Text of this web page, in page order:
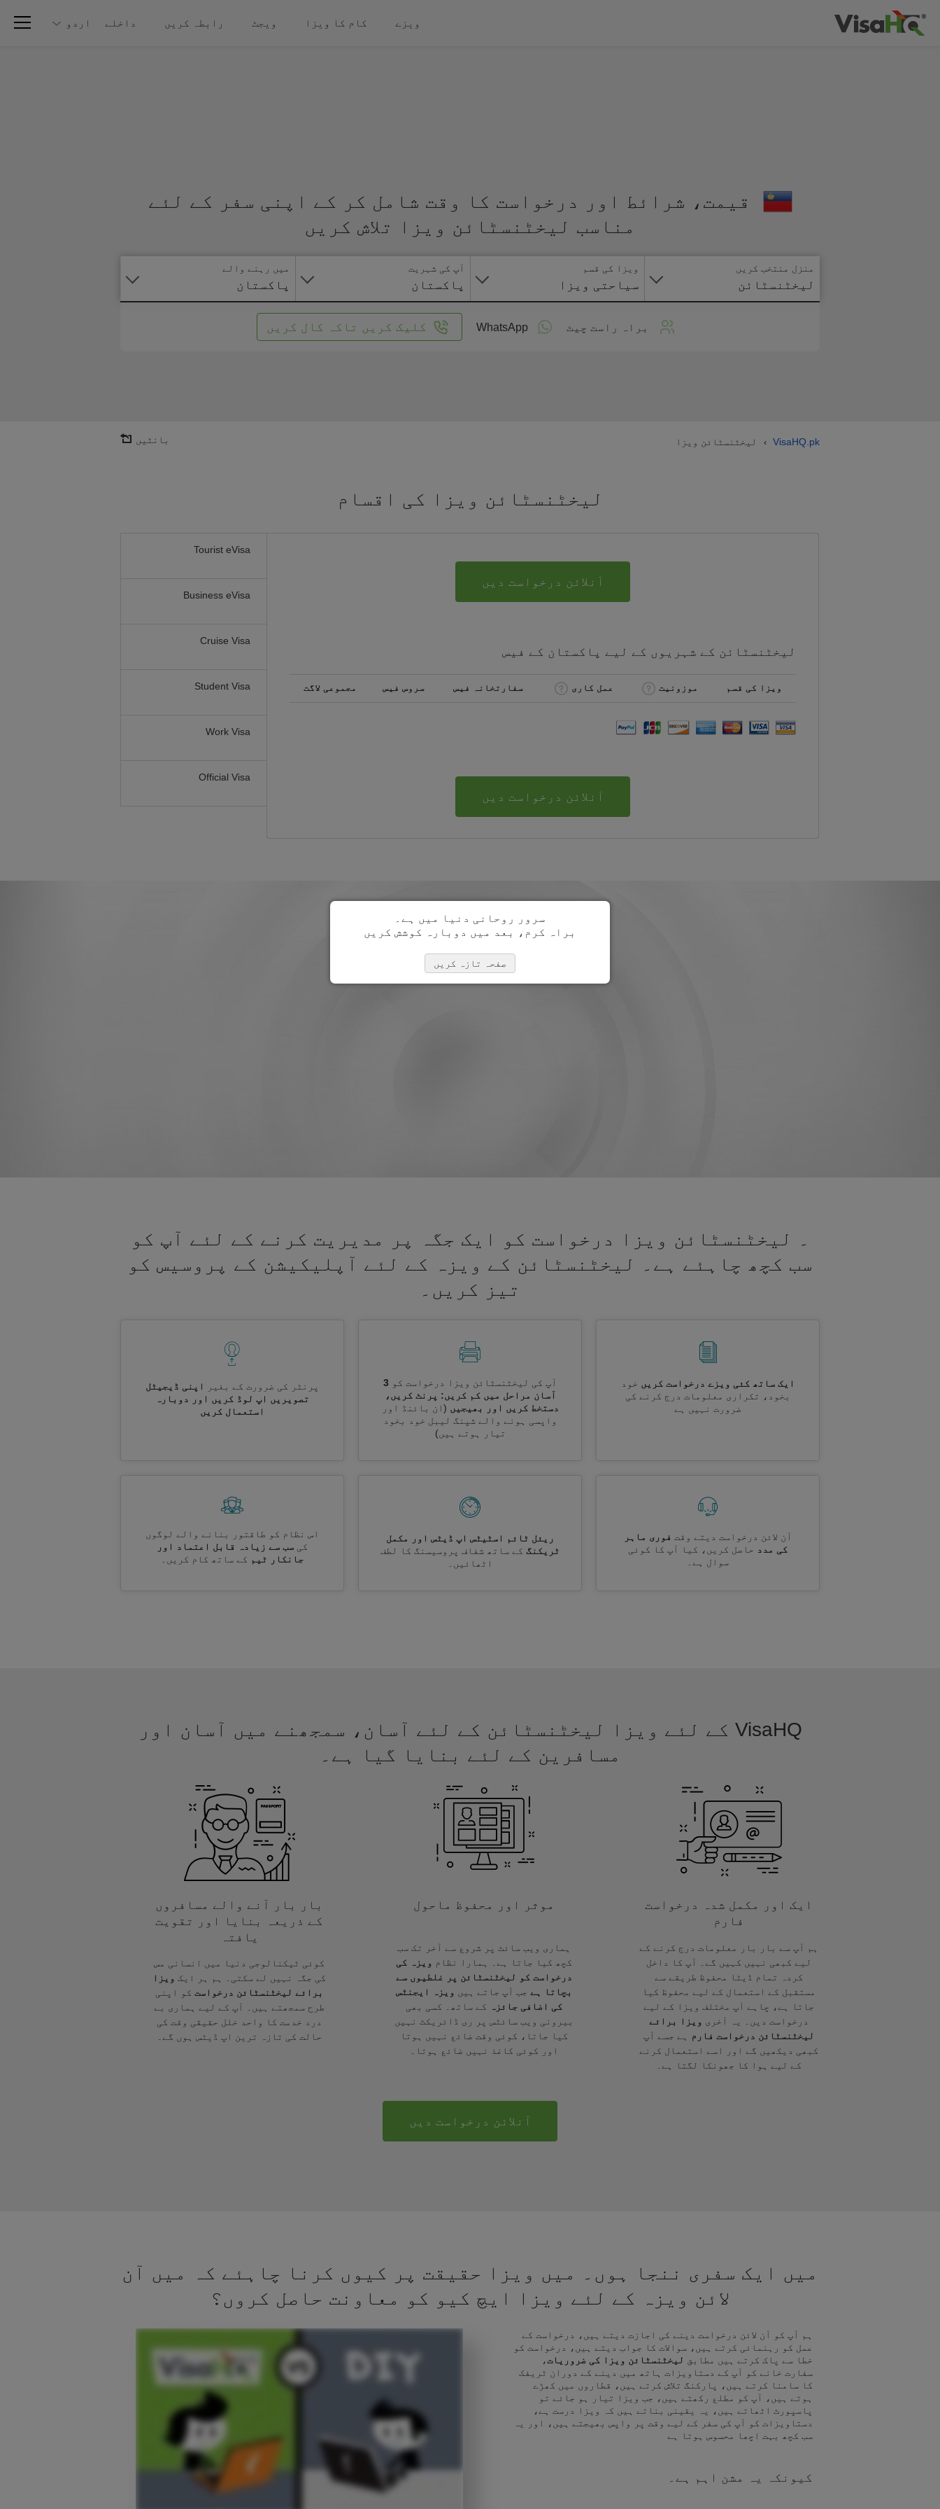
ویزے کام کا ویزا ویجٹ رابطہ کریں داخلے اردو
قیمت، شرائط اور درخواست کا وقت شامل کر کے اپنی سفر کے لئے
مناسب لیخٹنسٹائن ویزا تلاش کریں
منزل منتخب کریں
لیخٹنسٹائن
ویزا کی قسم
سیاحتی ویزا
آپ کی شہریت
پاکستان
میں رہنے والے
پاکستان
براہ راست چیٹ WhatsApp کلیک کریں تاکہ کال کریں
VisaHQ.pk
› لیخٹنسٹائن ویزا بانٹیں
لیخٹنسٹائن ویزا کی اقسام
Tourist eVisa
Business eVisa
Cruise Visa
Student Visa
Work Visa
Official Visa
آنلائن درخواست دیں
لیخٹنسٹائن کے شہریوں کے لیے پاکستان کے فیس
ویزا کی قسم موزونیت عمل کاری سفارتخانہ فیس سروس فیس مجموعی لاگت
آنلائن درخواست دیں
۔ لیخٹنسٹائن ویزا درخواست کو ایک جگہ پر مدیریت کرنے کے لئے آپ کو
سب کچھ چاہئے ہے۔ لیخٹنسٹائن کے ویزہ کے لئے آپلیکیشن کے پروسیس کو
تیز کریں۔
ایک ساتھ کئی ویزے درخواست کریں خود
بخود، تکراری معلومات درج کرنے کی
ضرورت نہیں ہے
آپ کی لیخٹنسٹائن ویزا درخواست کو 3
آسان مراحل میں کم کریں: پرنٹ کریں،
دستخط کریں اور بھیجیں (ان بائنڈ اور
واپسی ہونے والے شپنگ لیبل خود بخود
تیار ہوتے ہیں)
پرنٹر کی ضرورت کے بغیر
اپنی ڈیجیٹل
تصویریں اپ لوڈ کریں اور دوبارہ
استعمال کریں
آن لائن درخواست دیتے وقت فوری ماہر
کی مدد حاصل کریں، کیا آپ کا کوئی
سوال ہے۔
ریئل ٹائم اسٹیٹس اپ ڈیٹس اور مکمل
ٹریکنگ کے ساتھ شفاف پروسیسنگ کا لطف
اٹھائیں۔
اس نظام کو طاقتور بنانے والے لوگوں
کی سب سے زیادہ قابل اعتماد اور
جانکار ٹیم کے ساتھ کام کریں۔
VisaHQ کے لئے ویزا لیخٹنسٹائن کے لئے آسان، سمجھنے میں آسان اور
مسافرین کے لئے بنایا گیا ہے۔
ایک اور مکمل شدہ درخواست
فارم
ہم آپ سے بار بار معلومات درج کرنے کے
لیے کبھی نہیں کہیں گے۔ آپ کا داخل
کردہ تمام ڈیٹا محفوظ طریقے سے
مستقبل کے استعمال کے لیے محفوظ کیا
جاتا ہے، چاہے آپ مختلف ویزا کے لیے
درخواست دیں۔ یہ آخری ویزا برائے
لیخٹنسٹائن درخواست فارم
ہے جسے آپ
کبھی دیکھیں گے اور اسے استعمال کرنے
کے لیے ہوا کا جھونکا لگتا ہے۔
موثر اور محفوظ ماحول
ہماری ویب سائٹ پر شروع سے آخر تک سب
کچھ کیا جاتا ہے۔ ہمارا نظام ویزہ کی
درخواست کو لیخٹنسٹائن پر غلطیوں سے
بچاتا ہے جب آپ جاتے ہیں
ویزہ ایجنٹس
کی اضافی جائزہ
کے ساتھ۔ کسی بھی
بیرونی ویب سائٹس پر ری ڈائریکٹ نہیں
کیا جاتا، کوئی وقت ضائع نہیں ہوتا
اور کوئی کاغذ نہیں ضائع ہوتا۔
بار بار آنے والے مسافروں
کے ذریعہ بنایا اور تقویت
یافتہ
کوئی ٹیکنالوجی دنیا میں انسانی مس
کی جگہ نہیں لے سکتی۔ ہم ہر ایک ویزا
برائے لیخٹنسٹائن درخواست کو اپنی
طرح سمجھتے ہیں۔ آپ کے لیے ہماری بے
درد خدمت کا واحد خلل حقیقی وقت کی
حالت کی تازہ ترین اپ ڈیٹس ہوں گے۔
آنلائن درخواست دیں
میں ایک سفری ننجا ہوں۔ میں ویزا حقیقت پر کیوں کرنا چاہئے کہ میں آن
لائن ویزہ کے لئے ویزا ایچ کیو کو معاونت حاصل کروں؟
ہم آپ کو آن لائن درخواست دینے کی اجازت دیتے ہیں، درخواست کے
عمل کو رہنمائی کرتے ہیں، سوالات کا جواب دیتے ہیں، درخواست کو
خطا سے پاک کرتے ہیں مطابق
لیخٹنسٹائن ویزا کی ضروریات،
سفارت خانے کو آپ کے دستاویزات ہاتھ میں دینے کے دوران ٹریفک
کا سامنا کرتے ہیں، پارکنگ تلاش کرتے ہیں، قطاروں میں کھڑے
ہوتے ہیں، آپ کو مطلع رکھتے ہیں، جب ویزا تیار ہو جائے تو
پاسپورٹ اٹھاتے ہیں، یہ یقینی بناتے ہیں کہ ویزا درست ہے،
دستاویزات کو آپ کی سفر کے لیے وقت پر واپس بھیجتے ہیں، اور یہ
سب کچھ بہت اچھا محسوس ہوتا ہے
کیونکہ یہ مشن اہم ہے۔
سرور روحانی دنیا میں ہے۔
براہ کرم، بعد میں دوبارہ کوشش کریں
صفحہ تازہ کریں